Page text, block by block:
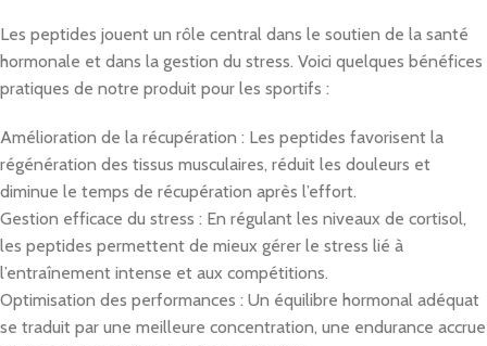
Les peptides jouent un rôle central dans le soutien de la santé
hormonale et dans la gestion du stress. Voici quelques bénéfices
pratiques de notre produit pour les sportifs :
Amélioration de la récupération : Les peptides favorisent la
régénération des tissus musculaires, réduit les douleurs et
diminue le temps de récupération après l’effort.
Gestion efficace du stress : En régulant les niveaux de cortisol,
les peptides permettent de mieux gérer le stress lié à
l’entraînement intense et aux compétitions.
Optimisation des performances : Un équilibre hormonal adéquat
se traduit par une meilleure concentration, une endurance accrue